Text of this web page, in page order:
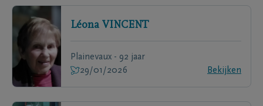
Léona VINCENT
Plainevaux - 92 jaar
29/01/2026
Bekijken